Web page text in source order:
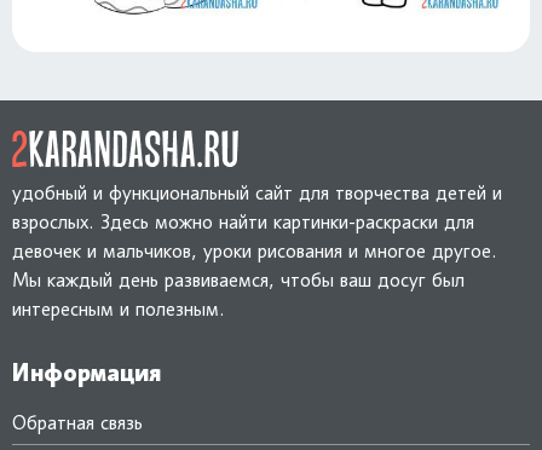
удобный и функциональный сайт для творчества детей и
взрослых. Здесь можно найти картинки-раскраски для
девочек и мальчиков, уроки рисования и многое другое.
Мы каждый день развиваемся, чтобы ваш досуг был
интересным и полезным.
Информация
Обратная связь